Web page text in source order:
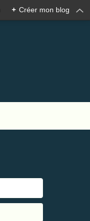
+ Créer mon blog